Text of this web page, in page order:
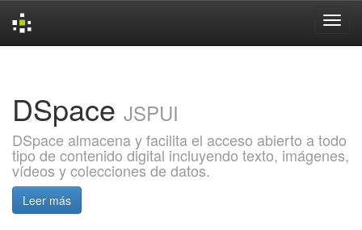
DSpace JSPUI
DSpace almacena y facilita el acceso abierto a todo
tipo de contenido digital incluyendo texto, imágenes,
vídeos y colecciones de datos.
Leer más